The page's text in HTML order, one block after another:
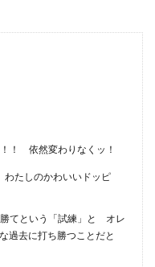
！ 依然変わりなくッ！
たしのかわいいドッピ
てという「試練」と オレ
去に打ち勝つことだと